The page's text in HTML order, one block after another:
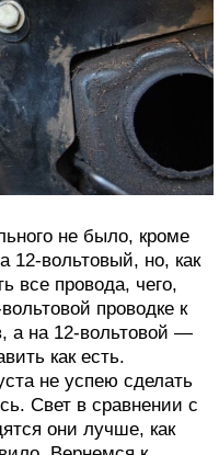
не было, кроме
12-вольтовый, но, как
все провода, чего,
проводке к
а на 12-вольтовой —
как есть.
не успею сделать
Свет в сравнении с
они лучше, как